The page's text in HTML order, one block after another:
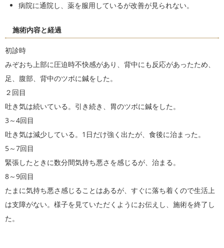
病院に通院し、薬を服用しているが改善が見られない。
施術内容と経過
初診時
みぞおち上部に圧迫時不快感があり、背中にも反応があったため、
足、腹部、背中のツボに鍼をした。
２回目
吐き気は続いている。引き続き、胃のツボに鍼をした。
3～4回目
吐き気は減少している。1日だけ強く出たが、食後に治まった。
5～7回目
緊張したときに数分間気持ち悪さを感じるが、治まる。
8～9回目
たまに気持ち悪さ感じることはあるが、すぐに落ち着くので生活上
は支障がない。様子を見ていただくようにお伝えし、施術を終了し
た。